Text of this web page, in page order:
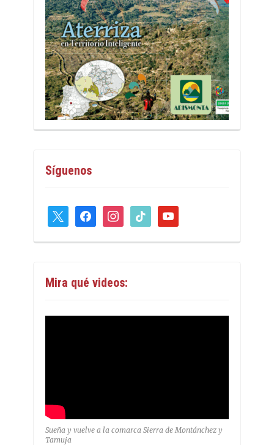
Síguenos
facebookinstagram
tiktok youtube
Mira qué videos:
Sueña y vuelve a la comarca Sierra de Montánchez y
Tamuja